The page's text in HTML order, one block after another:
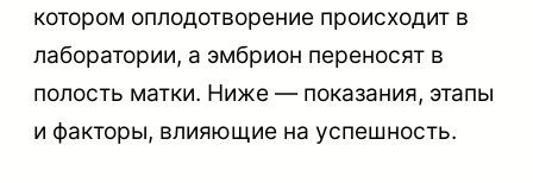
котором оплодотворение происходит в
лаборатории, а эмбрион переносят в
полость матки. Ниже — показания, этапы
и факторы, влияющие на успешность.